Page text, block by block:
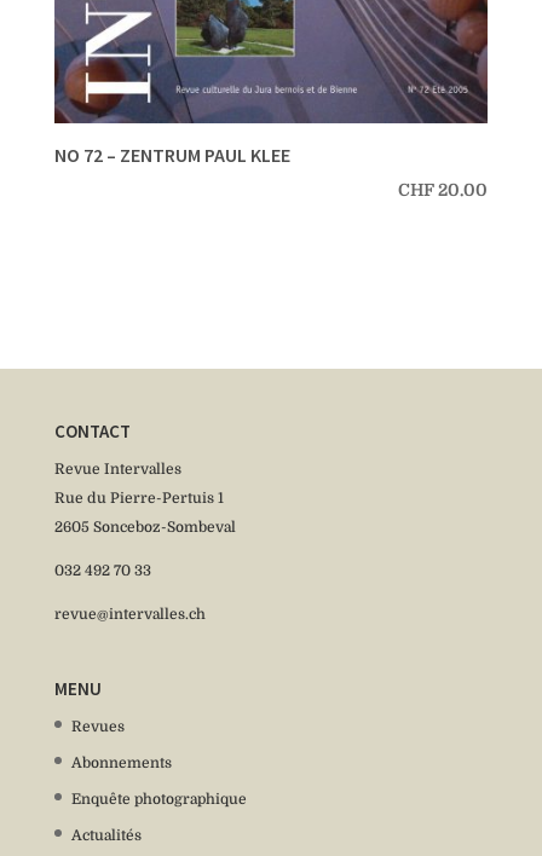
NO 72 – ZENTRUM PAUL KLEE
CHF20.00
CONTACT
Revue Intervalles
Rue du Pierre-Pertuis 1
2605 Sonceboz-Sombeval
032 492 70 33
revue@intervalles.ch
MENU
Revues
Abonnements
Enquête photographique
Actualités